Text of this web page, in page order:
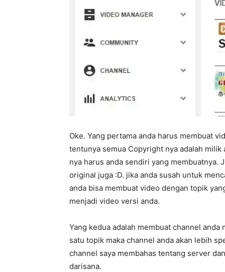
Oke. Yang pertama anda harus membuat
tentunya semua Copyright nya adalah
nya harus anda sendiri yang
original juga :D. jika anda susah untuk
anda bisa membuat video dengan topik
menjadi video versi anda.
Yang kedua adalah membuat channel
satu topik maka channel anda akan lebih
channel saya membahas tentang server
darisana.